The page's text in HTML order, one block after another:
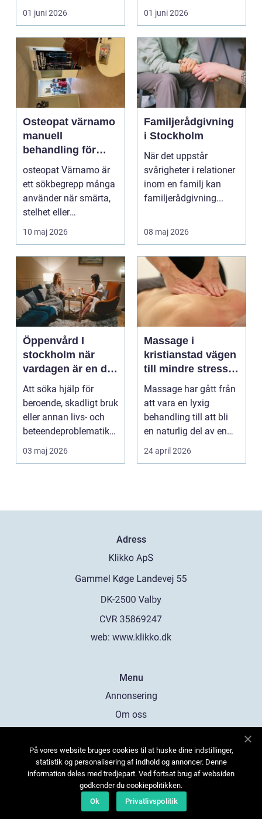
betonar balans, helhet
och...
01 juni 2026
teknisk och ...
01 juni 2026
Osteopat värnamo
manuell
behandling för
minskad smärta
och Ökad rörlighet
osteopat Värnamo är
ett sökbegrepp många
använder när smärta,
stelhet eller
återkommande värk
börjar...
10 maj 2026
Familjerådgivning
i Stockholm
När det uppstår
svårigheter i relationer
inom en familj kan
familjerådgivning...
08 maj 2026
Öppenvård I
stockholm när
vardagen är en del
av behandlingen
Att söka hjälp för
beroende, skadligt bruk
eller annan livs- och
beteendeproblematik
är ett stort st...
03 maj 2026
Massage i
kristianstad vägen
till mindre stress
och mer energi i
vardagen
Massage har gått från
att vara en lyxig
behandling till att bli
en naturlig del av en
hållbar livsst...
24 april 2026
Adress
web: www.klikko.dk
Menu
Annonsering
Om oss
Kontakta oss
Sitemap
På vores website bruges cookies til at huske dine indstillinger,
statistik og personalisering af indhold og annoncer. Denne
information deles med tredjepart. Ved fortsat brug af websiden
godkender du cookiepolitikken.
Ok
Privatlivspolitik